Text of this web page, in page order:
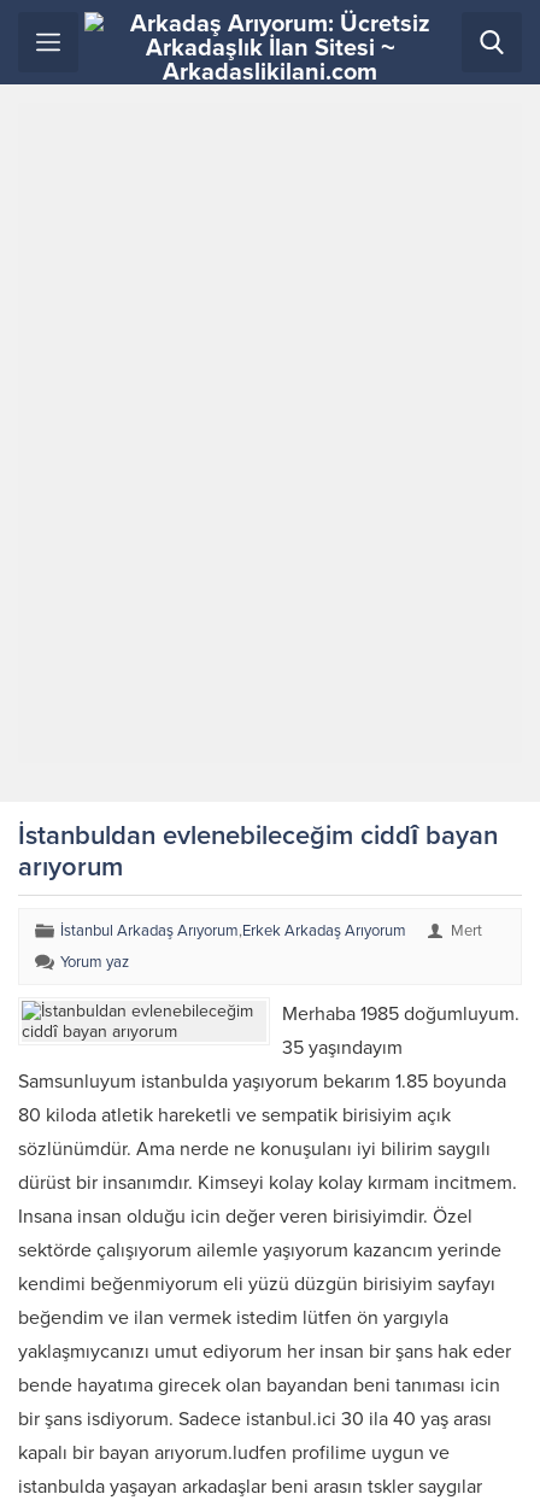
İstanbuldan evlenebileceğim ciddî bayan
arıyorum
İstanbul Arkadaş Arıyorum,Erkek Arkadaş Arıyorum
Mert
Yorum yaz
Merhaba 1985 doğumluyum.
35 yaşındayım
Samsunluyum istanbulda yaşıyorum bekarım 1.85 boyunda
80 kiloda atletik hareketli ve sempatik birisiyim açık
sözlünümdür. Ama nerde ne konuşulanı iyi bilirim saygılı
dürüst bir insanımdır. Kimseyi kolay kolay kırmam incitmem.
Insana insan olduğu icin değer veren birisiyimdir. Özel
sektörde çalışıyorum ailemle yaşıyorum kazancım yerinde
kendimi beğenmiyorum eli yüzü düzgün birisiyim sayfayı
beğendim ve ilan vermek istedim lütfen ön yargıyla
yaklaşmıycanızı umut ediyorum her insan bir şans hak eder
bende hayatıma girecek olan bayandan beni tanıması icin
bir şans isdiyorum. Sadece istanbul.ici 30 ila 40 yaş arası
kapalı bir bayan arıyorum.ludfen profilime uygun ve
istanbulda yaşayan arkadaşlar beni arasın tskler saygılar